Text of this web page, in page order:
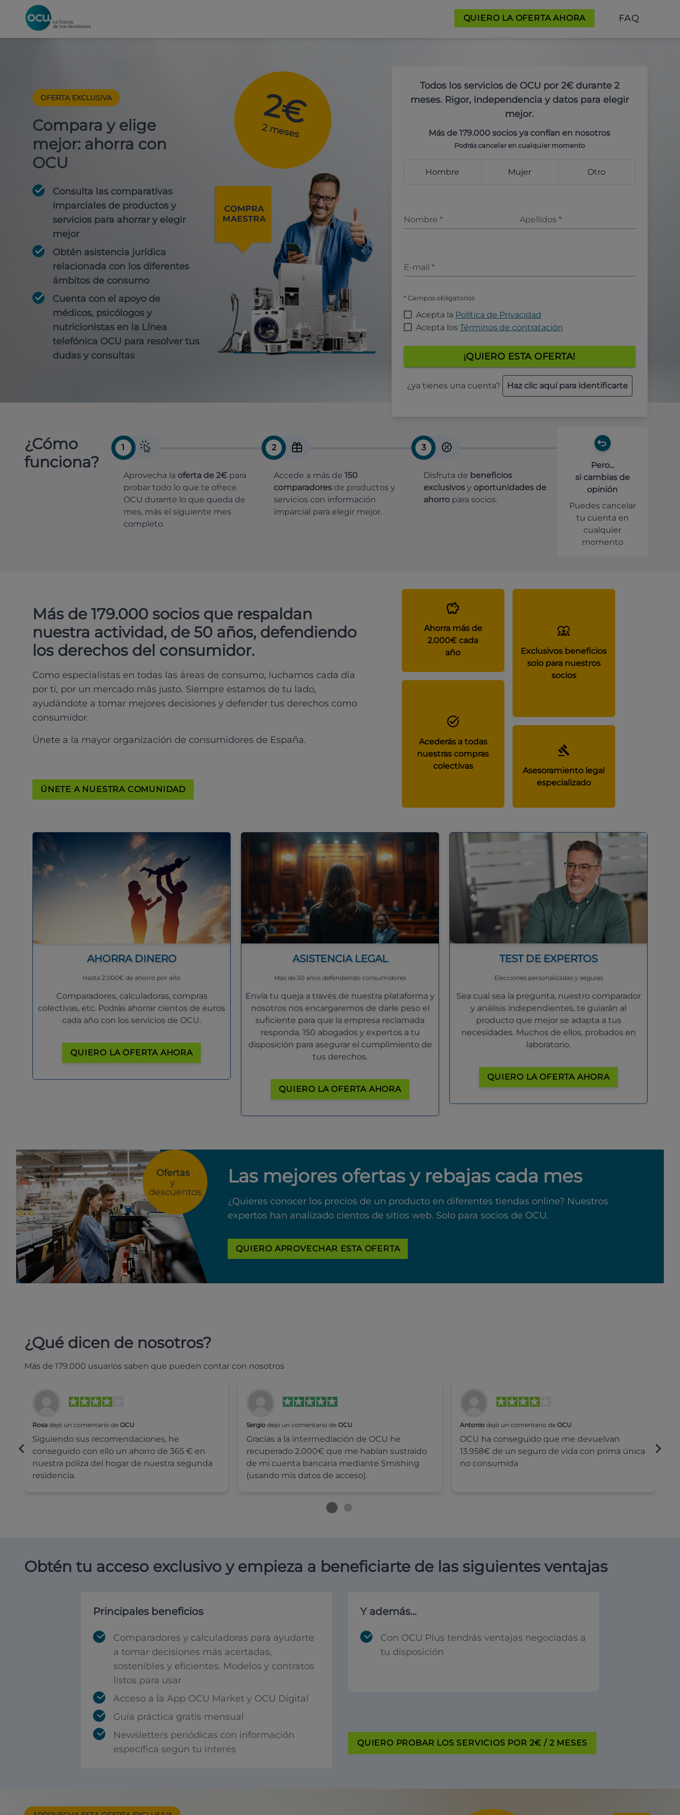
QUIERO LA OFERTA AHORA FAQ
OFERTA EXCLUSIVA
Compara y elige
mejor: ahorra con
OCU
Consulta las comparativas
imparciales de productos y
servicios para ahorrar y elegir
mejor
Obtén asistencia jurídica
relacionada con los diferentes
ámbitos de consumo
Cuenta con el apoyo de
médicos, psicólogos y
nutricionistas en la Línea
telefónica OCU para resolver tus
dudas y consultas
2€
2 meses
Todos los servicios de OCU por 2€ durante 2
meses. Rigor, independencia y datos para elegir
mejor.
Más de 179.000 socios ya confían en nosotros
Podrás cancelar en cualquier momento
Hombre Mujer Otro
Nombre * Apellidos *
E-mail *
* Campos obligatorios
Acepta la Política de Privacidad
Acepta los Términos de contratación
¡QUIERO ESTA OFERTA!
¿ya tienes una cuenta? Haz clic aquí para identificarte
¿Cómo
funciona?
1
Aprovecha la oferta de 2€ para
probar todo lo que te ofrece
OCU durante lo que queda de
mes, más el siguiente mes
completo.
2
Accede a más de 150
comparadoresde productos y
servicios con información
imparcial para elegir mejor.
3
Disfruta de beneficios
exclusivos y oportunidades de
ahorro para socios.
Pero...
si cambias de
opinión
Puedes cancelar
tu cuenta en
cualquier
momento
Más de 179.000 socios que respaldan
nuestra actividad, de 50 años, defendiendo
los derechos del consumidor.
Como especialistas en todas las áreas de consumo, luchamos cada día
por ti, por un mercado más justo. Siempre estamos de tu lado,
ayudándote a tomar mejores decisiones y defender tus derechos como
consumidor.
Únete a la mayor organización de consumidores de España.
ÚNETE A NUESTRA COMUNIDAD
Ahorra más de
2.000€ cada
año
Exclusivos beneficios
solo para nuestros
socios
Acederás a todas
nuestras compras
colectivas
Asesoramiento legal
especializado
AHORRA DINERO
Hasta 2.000€ de ahorro por año
Comparadores, calculadoras, compras
colectivas, etc. Podrás ahorrar cientos de euros
cada año con los servicios de OCU.
QUIERO LA OFERTA AHORA
ASISTENCIA LEGAL
Más de 50 años defendiendo consumidores
Envía tu queja a través de nuestra plataforma y
nosotros nos encargaremos de darle peso el
suficiente para que la empresa reclamada
responda. 150 abogados y expertos a tu
disposición para asegurar el cumplimiento de
tus derechos.
QUIERO LA OFERTA AHORA
TEST DE EXPERTOS
Elecciones personalizadas y seguras
Sea cual sea la pregunta, nuestro comparador
y análisis independientes, te guiarán al
producto que mejor se adapta a tus
necesidades. Muchos de ellos, probados en
laboratorio.
QUIERO LA OFERTA AHORA
Ofertas
y
descuentos
Las mejores ofertas y rebajas cada mes
¿Quieres conocer los precios de un producto en diferentes tiendas online? Nuestros
expertos han analizado cientos de sitios web. Solo para socios de OCU.
QUIERO APROVECHAR ESTA OFERTA
¿Qué dicen de nosotros?
Más de 179.000 usuarios saben que pueden contar con nosotros
Rosa dejó un comentario de OCU
Siguiendo sus recomendaciones, he
conseguido con ello un ahorro de 365 € en
nuestra póliza del hogar de nuestra segunda
residencia.
Sergiodejó un comentario de OCU
Gracias a la intermediación de OCU he
recuperado 2.000€ que me habían sustraido
de mi cuenta bancaria mediante Smishing
(usando mis datos de acceso).
Antonio dejó un comentario deOCU
OCU ha conseguido que me devuelvan
13.958€ de un seguro de vida con prima única
no consumida
Obtén tu acceso exclusivo y empieza a beneficiarte de las siguientes ventajas
Principales beneficios
Comparadores y calculadoras para ayudarte
a tomar decisiones más acertadas,
sostenibles y eficientes. Modelos y contratos
listos para usar
Acceso a la App OCU Market y OCU Digital
Guía práctica gratis mensual
Newsletters periódicas con información
específica según tu interés
Y además...
Con OCU Plus tendrás ventajas negociadas a
tu disposición
QUIERO PROBAR LOS SERVICIOS POR 2€ / 2 MESES